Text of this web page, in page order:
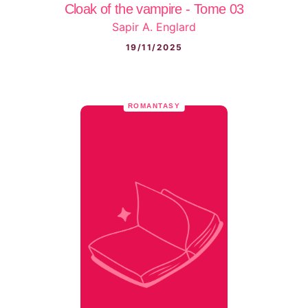
Cloak of the vampire - Tome 03
Sapir A. Englard
19/11/2025
ROMANTASY